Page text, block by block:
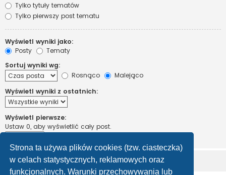
Strona ta używa plików cookies (tzw. ciasteczka)
w celach statystycznych, reklamowych oraz
funkcjonalnych. Warunki przechowywania lub
Tylko tytuły tematów
Tylko pierwszy post tematu
Wyświetl wyniki jako:
Posty
Tematy
Sortuj wyniki wg:
Rosnąco
Malejąco
Wyświetl wyniki z ostatnich:
Wyświetl pierwsze:
Ustaw 0, aby wyświetlić cały post.